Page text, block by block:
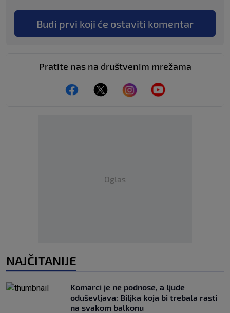
Budi prvi koji će ostaviti komentar
Pratite nas na društvenim mrežama
Oglas
NAJČITANIJE
Komarci je ne podnose, a ljude
oduševljava: Biljka koja bi trebala rasti
na svakom balkonu